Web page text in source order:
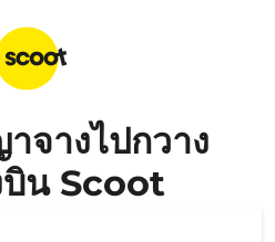
จางไปกวาง
บิน Scoot